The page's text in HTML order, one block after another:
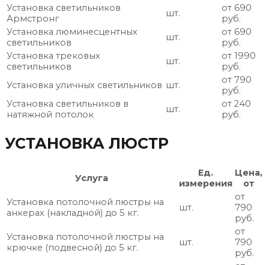
Установка светильников
Армстронг
шт.
от 690
руб.
Установка люминесцентных
светильников
шт.
от 690
руб.
Установка трековых
светильников
шт.
от 1990
руб.
Установка уличных светильников шт.
от 790
руб.
Установка светильников в
натяжной потолок
шт.
от 240
руб.
УСТАНОВКА ЛЮСТР
Услуга
Ед.
измерения
Цена,
от
Установка потолочной люстры на
анкерах (накладной) до 5 кг.
шт.
от
790
руб.
Установка потолочной люстры на
крючке (подвесной) до 5 кг.
шт.
от
790
руб.